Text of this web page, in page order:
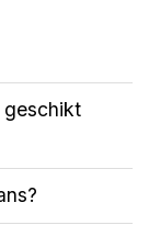
geschikt